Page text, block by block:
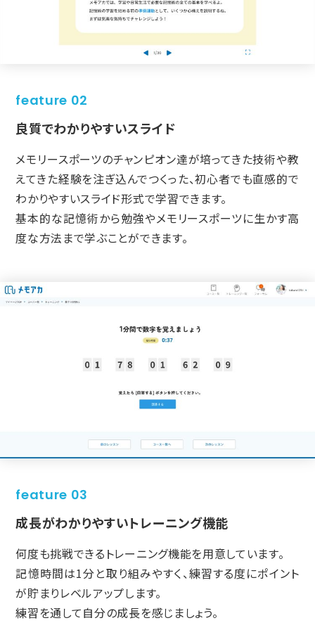
feature 02
良質でわかりやすいスライド
メモリースポーツのチャンピオン達が培ってきた技術や教
えてきた経験を注ぎ込んでつくった、初心者でも直感的で
わかりやすいスライド形式で学習できます。
基本的な記憶術から勉強やメモリースポーツに生かす高
度な方法まで学ぶことができます。
feature 03
成長がわかりやすいトレーニング機能
何度も挑戦できるトレーニング機能を用意しています。
記憶時間は1分と取り組みやすく、練習する度にポイント
が貯まりレベルアップします。
練習を通して自分の成長を感じましょう。